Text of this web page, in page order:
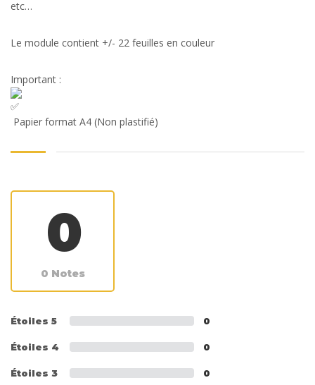
etc…
Le module contient +/- 22 feuilles en couleur
Important :
Papier format A4 (Non plastifié)
0
0 Notes
Étoiles 5 0
Étoiles 4 0
Étoiles 3 0